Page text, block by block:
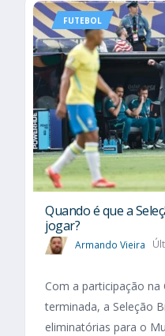
FUTEBOL
Quando é que a
jogar?
Armando Vieira
Com a participação
terminada, a Seleção
eliminatórias para o